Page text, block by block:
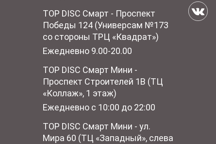
TOP DISC Смарт - Проспект
Победы 124 (Универсам №173
со стороны ТРЦ «Квадрат»)
Ежедневно 9.00-20.00
TOP DISC Смарт Мини -
Проспект Строителей 1В (ТЦ
«Коллаж», 1 этаж)
Ежедневно с 10:00 до 22:00
TOP DISC Смарт Мини - ул.
Мира 60 (ТЦ «Западный», слева